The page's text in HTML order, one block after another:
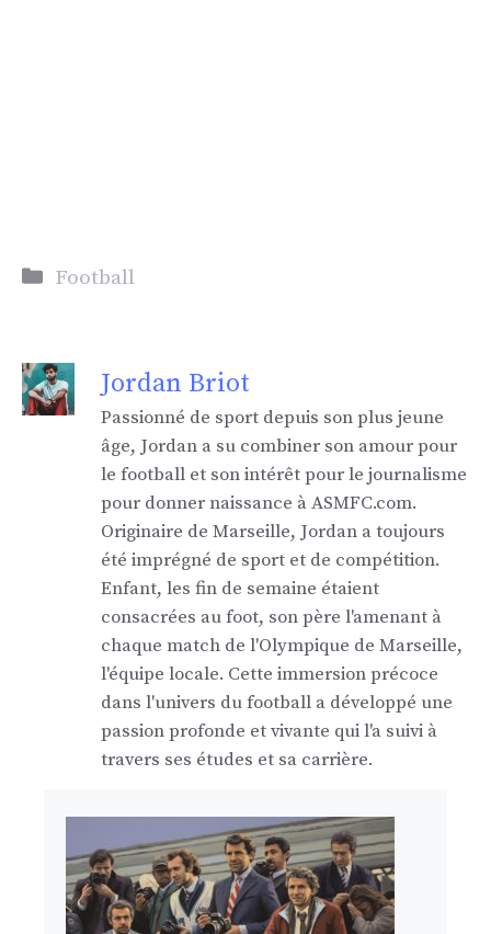
Catégories
Football
Jordan Briot
Passionné de sport depuis son plus jeune
âge, Jordan a su combiner son amour pour
le football et son intérêt pour le journalisme
pour donner naissance à ASMFC.com.
Originaire de Marseille, Jordan a toujours
été imprégné de sport et de compétition.
Enfant, les fin de semaine étaient
consacrées au foot, son père l'amenant à
chaque match de l'Olympique de Marseille,
l'équipe locale. Cette immersion précoce
dans l'univers du football a développé une
passion profonde et vivante qui l'a suivi à
travers ses études et sa carrière.